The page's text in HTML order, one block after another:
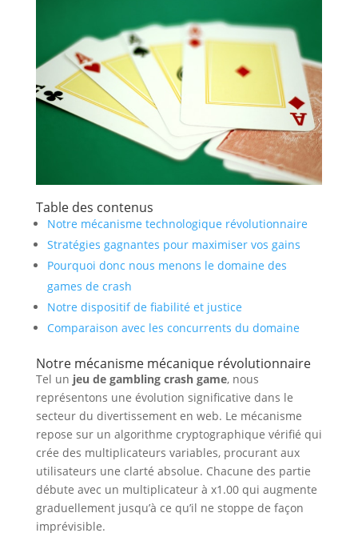
Table des contenus
Notre mécanisme technologique révolutionnaire
Stratégies gagnantes pour maximiser vos gains
Pourquoi donc nous menons le domaine des
games de crash
Notre dispositif de fiabilité et justice
Comparaison avec les concurrents du domaine
Notre mécanisme mécanique révolutionnaire
Tel un jeu de gambling crash game, nous
représentons une évolution significative dans le
secteur du divertissement en web. Le mécanisme
repose sur un algorithme cryptographique vérifié qui
crée des multiplicateurs variables, procurant aux
utilisateurs une clarté absolue. Chacune des partie
débute avec un multiplicateur à x1.00 qui augmente
graduellement jusqu’à ce qu’il ne stoppe de façon
imprévisible.